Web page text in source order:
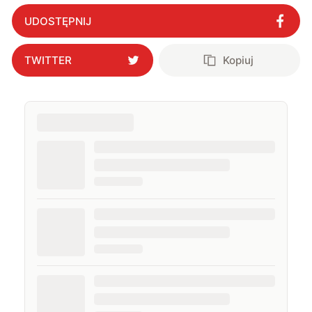
sektor"?
UDOSTĘPNIJ
TWITTER Kopiuj